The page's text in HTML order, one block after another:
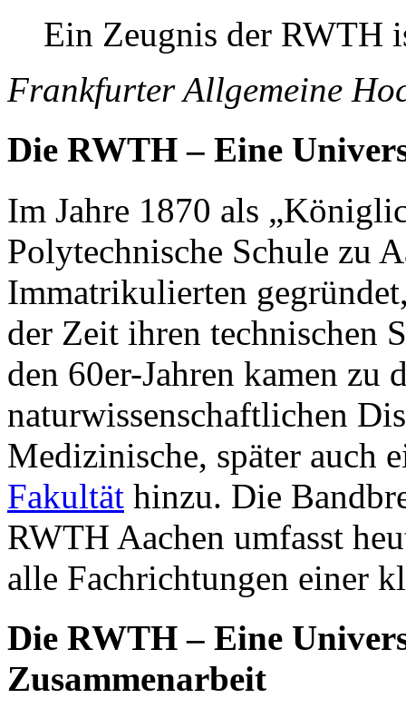
Ein Zeugnis der RWTH
Frankfurter Allgemeine
Die RWTH – Eine
Im Jahre 1870 als
Polytechnische Schule zu
Immatrikulierten
der Zeit ihren technischen
den 60er-Jahren kamen zu
naturwissenschaftlichen
Medizinische, später auch
Fakultät hinzu. Die
RWTH Aachen umfasst
alle Fachrichtungen einer
Die RWTH – Eine
Zusammenarbeit